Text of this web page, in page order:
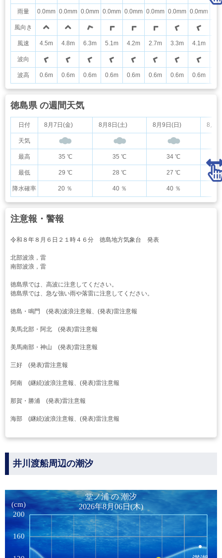
雨量
風向き
風速
波向
波高
0.0mm 0.0mm 0.0mm 0.0mm 0.0mm 0.0mm 0.0mm 0.0mm
4.5m 4.8m 6.3m 5.1m 4.2m 2.7m 3.3m 4.1m
0.6m 0.6m 0.6m 0.6m 0.6m 0.6m 0.6m 0.6m
徳島県 の週間天気
日付
天気
最高
最低
降水確率
8月7日(金) 8月8日(土) 8月9日(日) 8月
35 ℃ 35 ℃ 34 ℃
29 ℃ 28 ℃ 27 ℃
20 ％ 40 ％ 40 ％
注意報・警報
令和８年８月６日２１時４６分 徳島地方気象台 発表
北部波浪，雷
南部波浪，雷
徳島県では、高波に注意してください。
徳島県では、急な強い雨や落雷に注意してください。
徳島・鳴門 (発表)波浪注意報、(発表)雷注意報
美馬北部・阿北 (発表)雷注意報
美馬南部・神山 (発表)雷注意報
三好 (発表)雷注意報
阿南 (継続)波浪注意報、(発表)雷注意報
那賀・勝浦 (発表)雷注意報
海部 (継続)波浪注意報、(発表)雷注意報
井川渡船周辺の潮汐